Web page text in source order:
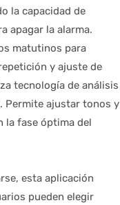
la capacidad de
apagar la alarma.
matutinos para
y ajuste de
tecnología de análisis
Permite ajustar tonos y
la fase óptima del
esta aplicación
pueden elegir